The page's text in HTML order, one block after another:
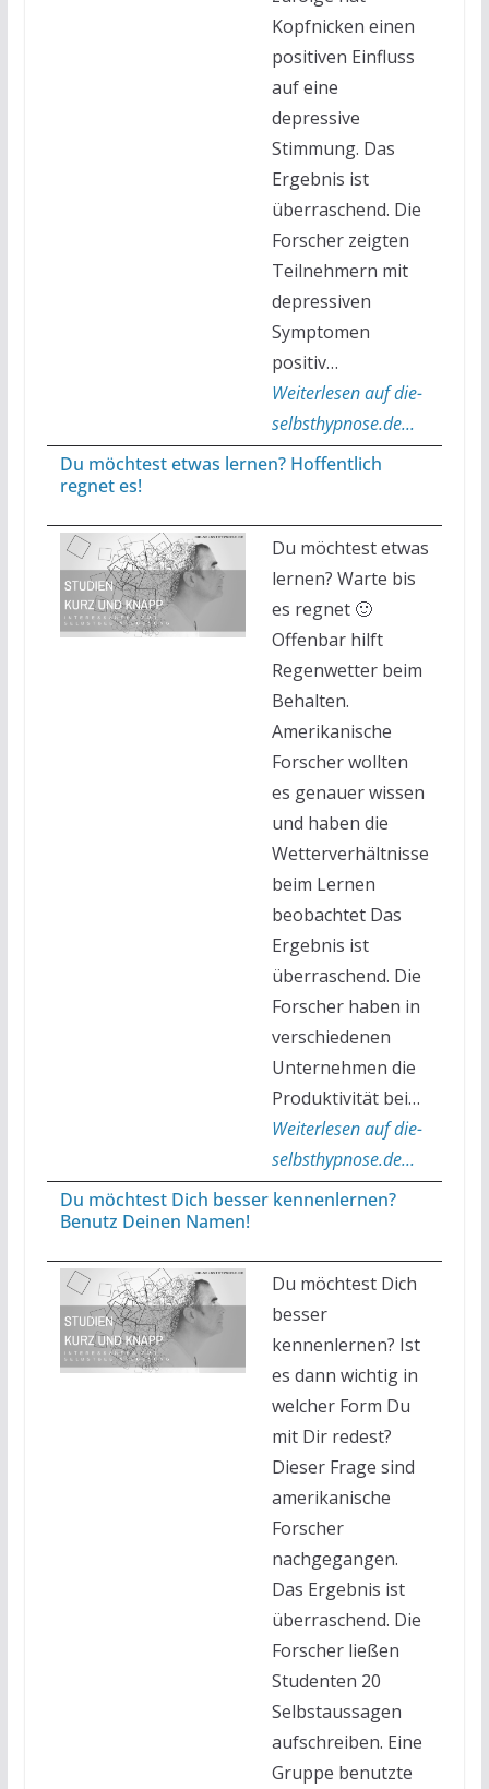
Kopfnicken einen
positiven Einfluss
auf eine
depressive
Stimmung. Das
Ergebnis ist
überraschend. Die
Forscher zeigten
Teilnehmern mit
depressiven
Symptomen
positiv…
Weiterlesen auf die-
selbsthypnose.de...
Du möchtest etwas lernen? Hoffentlich
regnet es!
Du möchtest etwas
lernen? Warte bis
es regnet 🙂
Offenbar hilft
Regenwetter beim
Behalten.
Amerikanische
Forscher wollten
es genauer wissen
und haben die
Wetterverhältnisse
beim Lernen
beobachtet Das
Ergebnis ist
überraschend. Die
Forscher haben in
verschiedenen
Unternehmen die
Produktivität bei…
Weiterlesen auf die-
selbsthypnose.de...
Du möchtest Dich besser kennenlernen?
Benutz Deinen Namen!
Du möchtest Dich
besser
kennenlernen? Ist
es dann wichtig in
welcher Form Du
mit Dir redest?
Dieser Frage sind
amerikanische
Forscher
nachgegangen.
Das Ergebnis ist
überraschend. Die
Forscher ließen
Studenten 20
Selbstaussagen
aufschreiben. Eine
Gruppe benutzte